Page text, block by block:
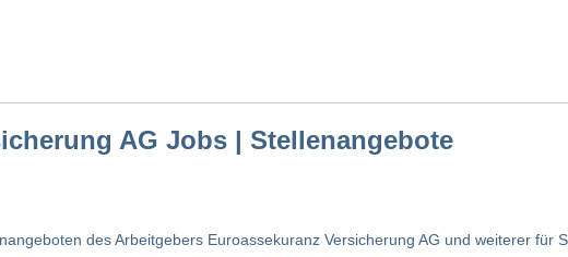
AG Jobs | Stellenangebote
des Arbeitgebers Euroassekuranz Versicherung AG und weiterer für